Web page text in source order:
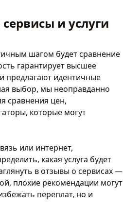
и услуги
шагом будет сравнение
гарантирует высшее
предлагают идентичные
выбор, мы неоправданно
сравнения цен,
которые могут
или интернет,
какая услуга будет
в отзывы о сервисах —
плохие рекомендации могут
переплат, но и